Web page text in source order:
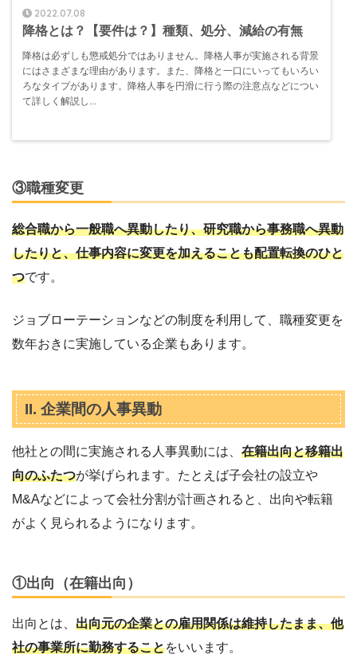
2022.07.08
降格とは？【要件は？】種類、処分、減給の有無
降格は必ずしも懲戒処分ではありません。降格人事が実施される背景
にはさまざまな理由があります。また、降格と一口にいってもいろい
ろなタイプがあります。降格人事を円滑に行う際の注意点などについ
て詳しく解説し...
③職種変更
総合職から一般職へ異動したり、研究職から事務職へ異動
したりと、仕事内容に変更を加えることも配置転換のひと
つです。
ジョブローテーションなどの制度を利用して、職種変更を
数年おきに実施している企業もあります。
II. 企業間の人事異動
他社との間に実施される人事異動には、 在籍出向と移籍出
向のふたつが挙げられます。たとえば子会社の設立や
M&Aなどによって会社分割が計画されると、出向や転籍
がよく見られるようになります。
①出向（在籍出向）
出向とは、 出向元の企業との雇用関係は維持したまま、他
社の事業所に勤務することをいいます。